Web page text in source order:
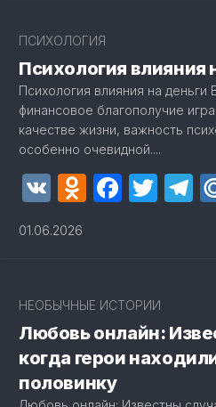
ПСИХОЛОГИЯ
Психология влияния
Психология влияния на
финансовое благополучие
качестве жизни, важность
особенно очевидной....
VK
01.06.2026
НЕОБЫЧНЫЕ ИСТОРИИ
Любовь онлайн:
когда герои
половинку